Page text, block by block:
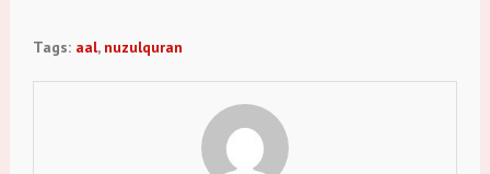
Tags: aal, nuzulquran